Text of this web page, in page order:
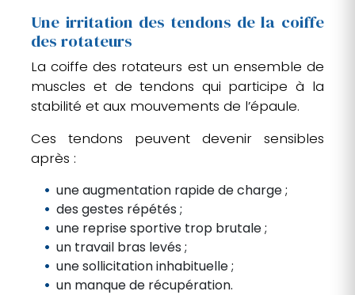
Une irritation des tendons de la coiffe
des rotateurs
La coiffe des rotateurs est un ensemble de
muscles et de tendons qui participe à la
stabilité et aux mouvements de l’épaule.
Ces tendons peuvent devenir sensibles
après :
une augmentation rapide de charge ;
des gestes répétés ;
une reprise sportive trop brutale ;
un travail bras levés ;
une sollicitation inhabituelle ;
un manque de récupération.